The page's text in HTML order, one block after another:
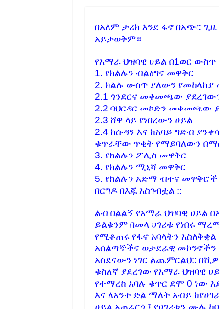
አብንን ይምረጡ!
የአማራ ባንክ ምስረታ የመጨረሻው
የአዲስ አበባ ጉዳይ! The Apartheid
ኦሮሚያ ዉስጥ የሚካሄደዉ
የአፈ ቅቤው የዐብይ አህመድ ውሸቶች!
አማራ ከሆንክ ይሀን ስማ ! ሼር አድርጉ
300 አማራ መሃል የአጥፍቶ ጠፊ
አኖሌ ሀውልትን ማን አሰራው? ኦነግ
አማራ ለምን ይታረዳል የጎሳ
115ሺህ ብር ያወጣው በሬ ታሪክ::
Amhara Association of America –
ባህርዳር ጉደኛ የተቃውሞ ሰልፍ
ከነገ ሠኞ ጀምሮ የስራ ማቆም
አጣዬን አወደሟት !
በአራት የፖለቲካ ፓርቲዎች መከካል
ምርጫችን ወይ ተያይዞ መኖር ወይ
በኢትዮጵያ መንግስትና ግለሰቦች ላይ
አገር ማለት ምን ማለት ነው ???
በአለም ታሪክ እንደ ፋኖ በአጭር
አይታወቅም።
የአማራ ህዝባዊ ሀይል በ1ወር
1. የክልሉን ብልፅግና መዋቅር
2. ክልሉ ውስጥ ያለውን የመከላከያ
2.1 ጎንደርና መቀመጫው
2.2 ባህርዳር መኮድን መቀመጫው
2.3 ሸዋ ላይ የነበረውን ሀይል
2.4 ከሱዳን እና ከአባይ ግድብ
ቁጥራቸው ጥቂት የማይባለውን
3. የክልሉን ፖሊስ መዋቅር
4. የክልሉን ሚኒሻ መዋቅር
5. የክልሉን አድማ ብተና
በርግዶ በእጁ አስገብቷል ::
ልብ በልልኝ የአማራ ህዝባዊ ሀይል
ይልቁንም በመላ ሀገሪቱ የነበሩ
የሚቆጠሩ የፋኖ አባላትን
አሰልጣኞችና ወታደራዊ መኮንኖችን
አስደናውን ነገር ልጨምርልህ::
ቁስለኛ ያደረገው የአማራ ህዝባዊ
የተማረከ አባሉ ቁጥር ደሞ 0 ነው
እና ለአንተ ድል ማለት አብይ
ሀይል አጠራርጎ ፤ የሀገሪቱን ሙሉ